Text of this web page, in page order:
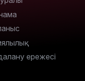
ережесі